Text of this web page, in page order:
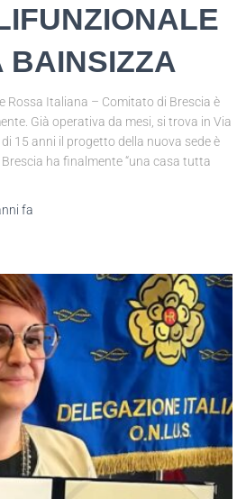
BAINSIZZA
Rossa Italiana – Comitato di Brescia è
Già operativa da mesi, si trova in Via
15 anni il progetto della nuova sede è
ha finalmente “una casa tutta
fa